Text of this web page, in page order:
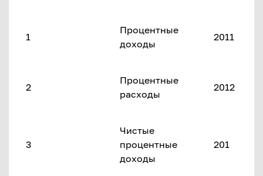
1
Процентные
доходы
2011
2
Процентные
расходы
2012
3
Чистые
процентные
доходы
201